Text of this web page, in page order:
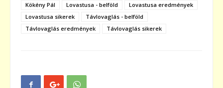
Kökény Pál
Lovastusa - belföld
Lovastusa eredmények
Lovastusa sikerek
Távlovaglás - belföld
Távlovaglás eredmények
Távlovaglás sikerek